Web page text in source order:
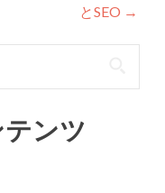
とSEO →
ンツ